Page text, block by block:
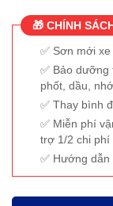
lượng🎁 CHÍNH
Sơn mới
Bảo dưỡng
phốt, dầu,
Thay bình
Miễn phí
trợ 1/2 chi phí
Hướng dẫn